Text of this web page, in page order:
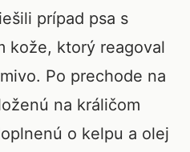
prípad psa s
kože, ktorý reagoval
Po prechode na
na králičom
o kelpu a olej